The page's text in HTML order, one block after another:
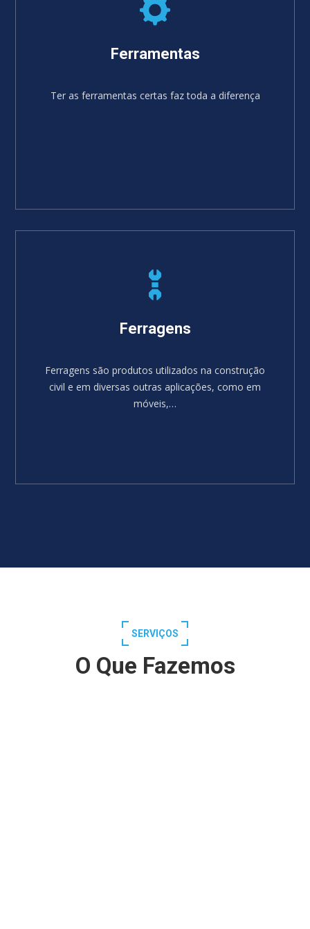
Ferramentas
Ter as ferramentas certas faz toda a diferença
Ferragens
Ferragens são produtos utilizados na construção
civil e em diversas outras aplicações, como em
móveis,…
SERVIÇOS
O Que Fazemos